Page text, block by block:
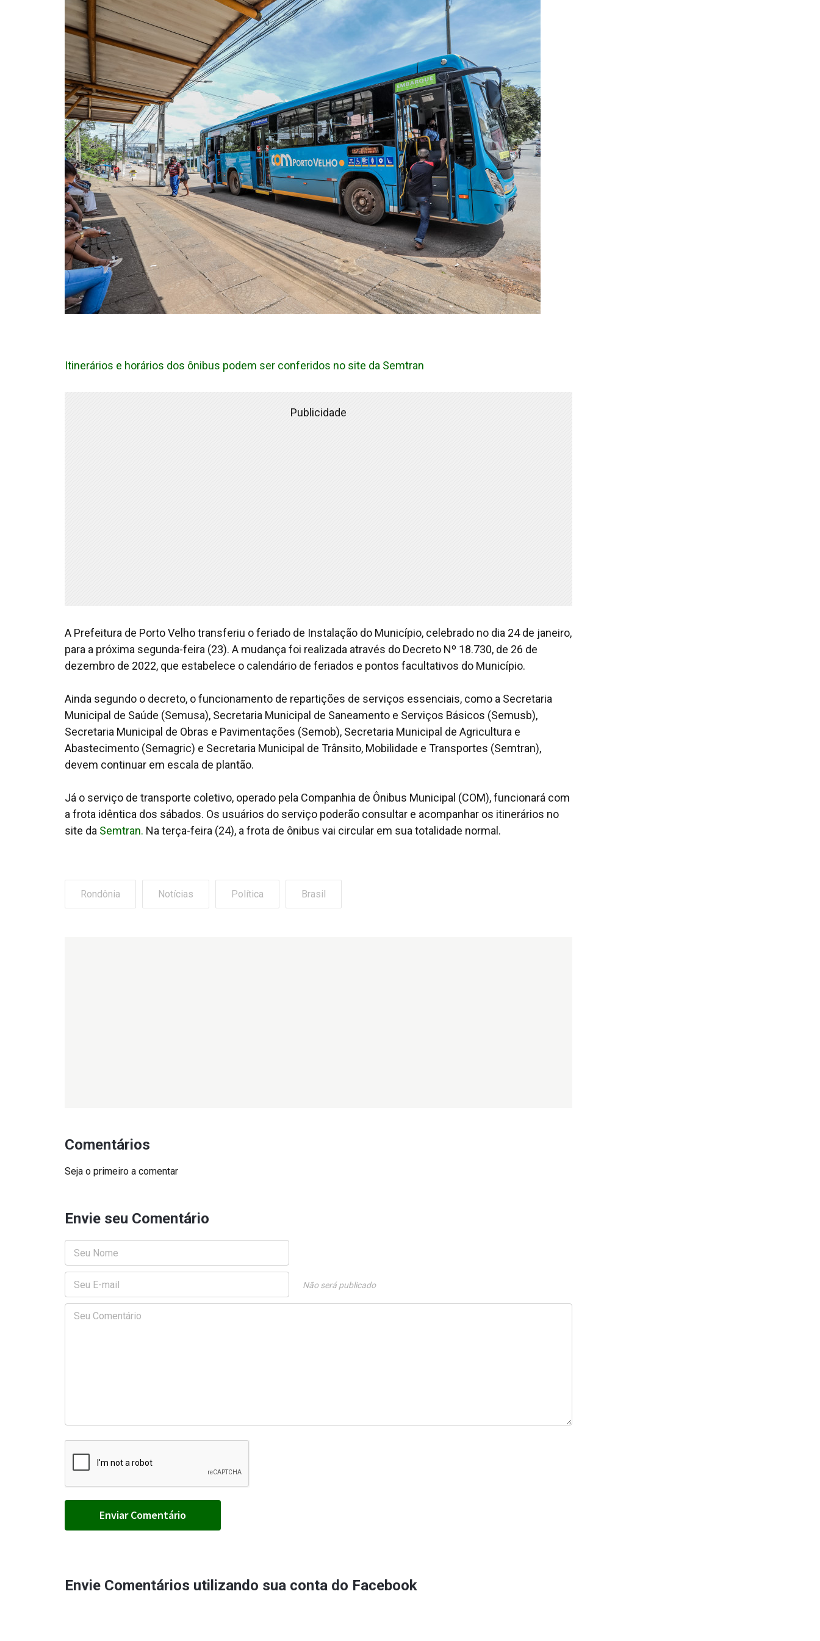
Itinerários e horários dos ônibus podem ser conferidos no site da Semtran
Publicidade
A Prefeitura de Porto Velho transferiu o feriado de Instalação do Município, celebrado no dia 24 de janeiro,
para a próxima segunda-feira (23). A mudança foi realizada através do Decreto Nº 18.730, de 26 de
dezembro de 2022, que estabelece o calendário de feriados e pontos facultativos do Município.
Ainda segundo o decreto, o funcionamento de repartições de serviços essenciais, como a Secretaria
Municipal de Saúde (Semusa), Secretaria Municipal de Saneamento e Serviços Básicos (Semusb),
Secretaria Municipal de Obras e Pavimentações (Semob), Secretaria Municipal de Agricultura e
Abastecimento (Semagric) e Secretaria Municipal de Trânsito, Mobilidade e Transportes (Semtran),
devem continuar em escala de plantão.
Já o serviço de transporte coletivo, operado pela Companhia de Ônibus Municipal (COM), funcionará com
a frota idêntica dos sábados. Os usuários do serviço poderão consultar e acompanhar os itinerários no
site da Semtran. Na terça-feira (24), a frota de ônibus vai circular em sua totalidade normal.
Rondônia Notícias Política Brasil
Comentários
Seja o primeiro a comentar
Envie seu Comentário
Não será publicado
Envie Comentários utilizando sua conta do Facebook